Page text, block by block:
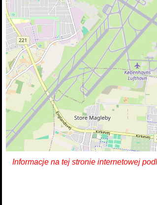
Informacje na tej stronie internetowej